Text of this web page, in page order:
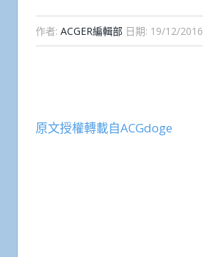
作者: ACGER編輯部 日期: 19/12/2016
原文授權轉載自ACGdoge